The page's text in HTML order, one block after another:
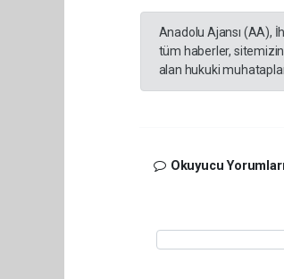
Anadolu Ajansı (AA),
tüm haberler,
alan hukuki
Okuyucu Yorumları